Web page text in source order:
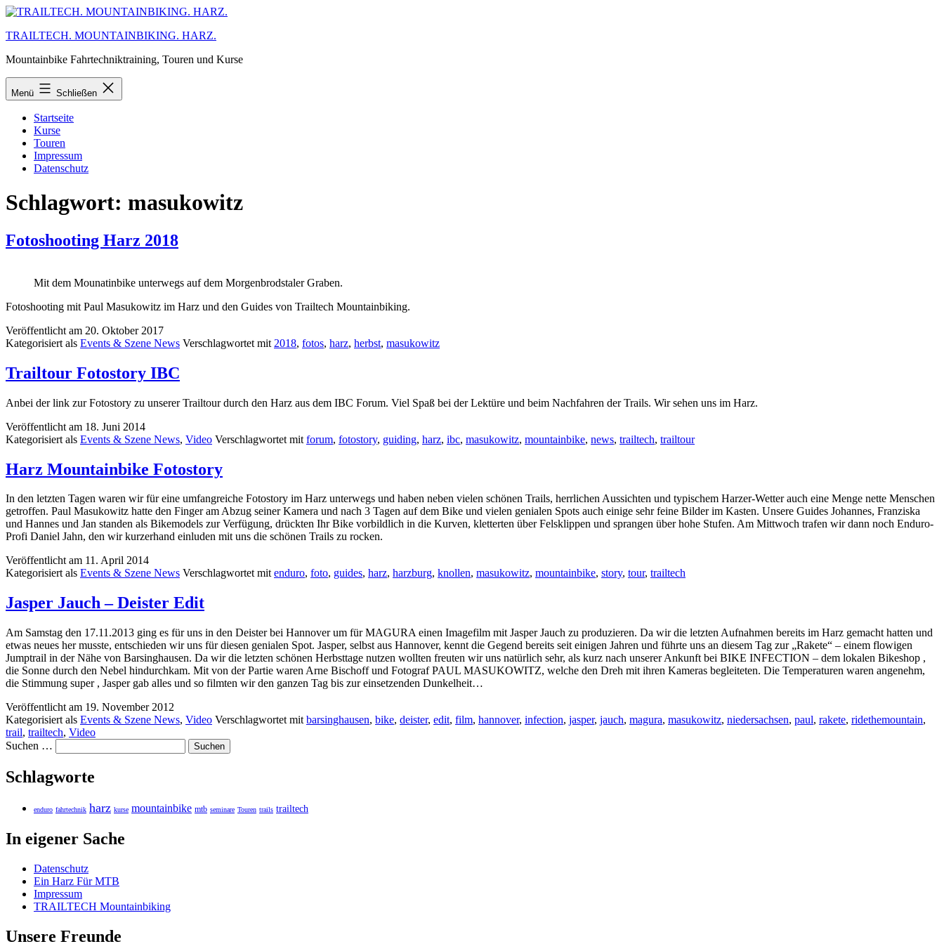
Zum
springen
TRAILTECH. MOUNTAINBIKING. HARZ.
Mountainbike Fahrtechniktraining, Touren und Kurse
Menü Schließen
Startseite
Kurse
Touren
Impressum
Datenschutz
Schlagwort: masukowitz
Fotoshooting Harz 2018
Mit dem Mounatinbike unterwegs auf dem Morgenbrodstaler Graben.
Fotoshooting mit Paul Masukowitz im Harz und den Guides von Trailtech Mountainbiking.
Veröffentlicht am 20. Oktober 2017
Kategorisiert als Events & Szene News Verschlagwortet mit 2018, fotos, harz, herbst, masukowitz
Trailtour Fotostory IBC
Anbei der link zur Fotostory zu unserer Trailtour durch den Harz aus dem IBC Forum. Viel Spaß bei der Lektüre und beim Nachfahren der Trails. Wir sehen uns im Harz.
Veröffentlicht am 18. Juni 2014
Kategorisiert als Events & Szene News, Video Verschlagwortet mit forum, fotostory, guiding, harz, ibc, masukowitz, mountainbike, news, trailtech, trailtour
Harz Mountainbike Fotostory
In den letzten Tagen waren wir für eine umfangreiche Fotostory im Harz unterwegs und haben neben vielen schönen Trails, herrlichen Aussichten und typischem Harzer-Wetter auch eine Menge nette Menschen
getroffen. Paul Masukowitz hatte den Finger am Abzug seiner Kamera und nach 3 Tagen auf dem Bike und vielen genialen Spots auch einige sehr feine Bilder im Kasten. Unsere Guides Johannes, Franziska
und Hannes und Jan standen als Bikemodels zur Verfügung, drückten Ihr Bike vorbildlich in die Kurven, kletterten über Felsklippen und sprangen über hohe Stufen. Am Mittwoch trafen wir dann noch Enduro-
Profi Daniel Jahn, den wir kurzerhand einluden mit uns die schönen Trails zu rocken.
Veröffentlicht am 11. April 2014
Kategorisiert als Events & Szene News Verschlagwortet mitenduro, foto, guides, harz, harzburg, knollen, masukowitz, mountainbike, story, tour, trailtech
Jasper Jauch – Deister Edit
Am Samstag den 17.11.2013 ging es für uns in den Deister bei Hannover um für MAGURA einen Imagefilm mit Jasper Jauch zu produzieren. Da wir die letzten Aufnahmen bereits im Harz gemacht hatten und
etwas neues her musste, entschieden wir uns für diesen genialen Spot. Jasper, selbst aus Hannover, kennt die Gegend bereits seit einigen Jahren und führte uns an diesem Tag zur „Rakete“ – einem flowigen
Jumptrail in der Nähe von Barsinghausen. Da wir die letzten schönen Herbsttage nutzen wollten freuten wir uns natürlich sehr, als kurz nach unserer Ankunft bei BIKE INFECTION – dem lokalen Bikeshop ,
die Sonne durch den Nebel hindurchkam. Mit von der Partie waren Arne Bischoff und Fotograf PAUL MASUKOWITZ, welche den Dreh mit ihren Kameras begleiteten. Die Temperaturen waren angenehm,
die Stimmung super , Jasper gab alles und so filmten wir den ganzen Tag bis zur einsetzenden Dunkelheit…
Veröffentlicht am 19. November 2012
Kategorisiert als Events & Szene News, Video Verschlagwortet mit barsinghausen, bike, deister, edit, film, hannover, infection, jasper, jauch, magura, masukowitz, niedersachsen, paul, rakete, ridethemountain,
trail, trailtech, Video
Suchen …
Schlagworte
enduro fahrtechnik harz kurse mountainbike mtb seminare Touren trails trailtech
In eigener Sache
Datenschutz
Ein Harz Für MTB
Impressum
TRAILTECH Mountainbiking
Unsere Freunde